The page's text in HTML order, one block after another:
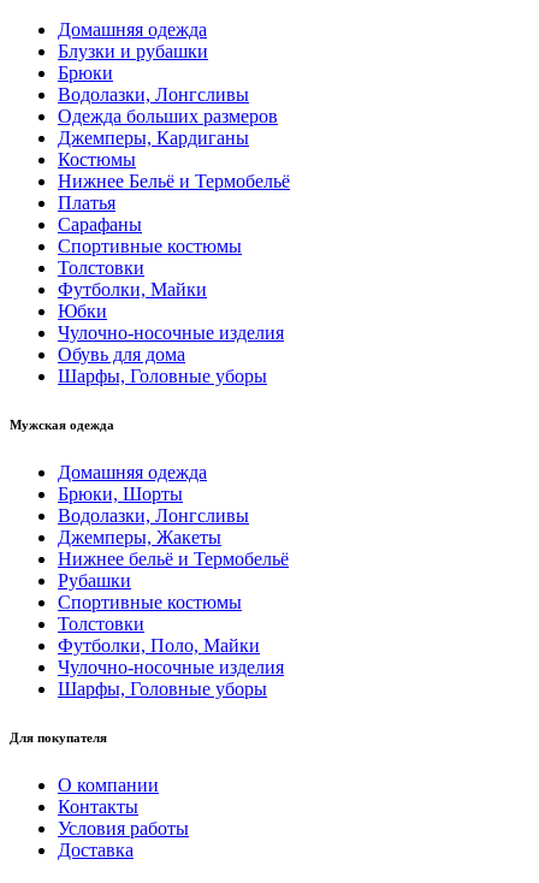
Домашняя одежда
Блузки и рубашки
Брюки
Водолазки, Лонгсливы
Одежда больших размеров
Джемперы, Кардиганы
Костюмы
Нижнее Бельё и Термобельё
Платья
Сарафаны
Спортивные костюмы
Толстовки
Футболки, Майки
Юбки
Чулочно-носочные изделия
Обувь для дома
Шарфы, Головные уборы
Мужская одежда
Домашняя одежда
Брюки, Шорты
Водолазки, Лонгсливы
Джемперы, Жакеты
Нижнее бельё и Термобельё
Рубашки
Спортивные костюмы
Толстовки
Футболки, Поло, Майки
Чулочно-носочные изделия
Шарфы, Головные уборы
Для покупателя
О компании
Контакты
Условия работы
Доставка